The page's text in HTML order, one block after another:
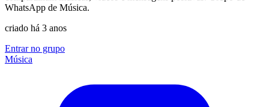
WhatsApp de Música.
criado há 3 anos
Entrar no grupo
Música